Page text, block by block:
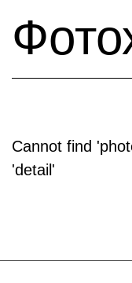
Cannot find
'detail'